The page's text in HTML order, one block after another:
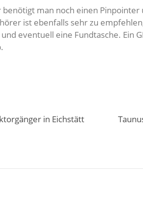
man noch einen Pinpointer
ist ebenfalls sehr zu
eventuell eine Fundtasche. Ein
in Eichstätt